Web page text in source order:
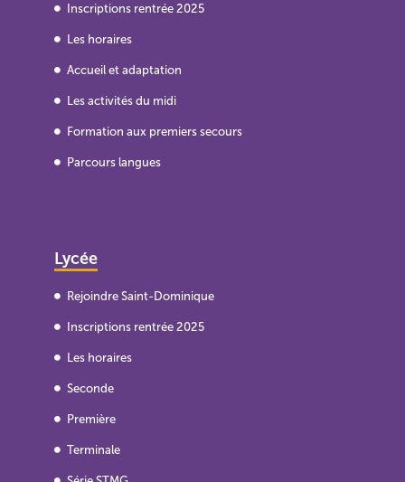
Inscriptions rentrée 2025
Les horaires
Accueil et adaptation
Les activités du midi
Formation aux premiers secours
Parcours langues
Lycée
Rejoindre Saint-Dominique
Inscriptions rentrée 2025
Les horaires
Seconde
Première
Terminale